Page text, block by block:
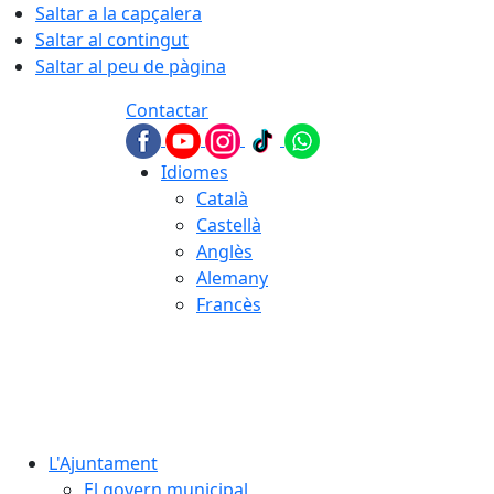
Saltar a la capçalera
Saltar al contingut
Saltar al peu de pàgina
Contactar
Idiomes
Català
Castellà
Anglès
Alemany
Francès
L'Ajuntament